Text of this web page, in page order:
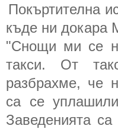
Покъртителна
къде ни докара
"Снощи ми се
такси. От
разбрахме, че
са се
Заведенията